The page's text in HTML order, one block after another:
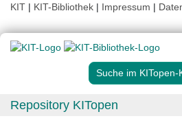
KIT | KIT-Bibliothek | Impressum |
Suche im KITopen-
Repository KITopen